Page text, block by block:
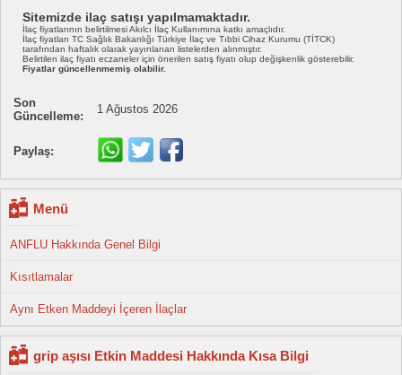
Sitemizde ilaç satışı yapılmamaktadır.
İlaç fiyatlarının belirtilmesi Akılcı İlaç Kullanımına katkı amaçlıdır.
İlaç fiyatları TC Sağlık Bakanlığı Türkiye İlaç ve Tıbbi Cihaz Kurumu (TİTCK)
tarafından haftalık olarak yayınlanan listelerden alınmıştır.
Belirtilen ilaç fiyatı eczaneler için önerilen satış fiyatı olup değişkenlik gösterebilir.
Fiyatlar güncellenmemiş olabilir.
Son
Güncelleme:
1 Ağustos 2026
Paylaş:
Menü
ANFLU Hakkında Genel Bilgi
Kısıtlamalar
Aynı Etken Maddeyi İçeren İlaçlar
grip aşısı Etkin Maddesi Hakkında Kısa Bilgi